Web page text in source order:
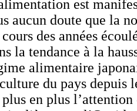
est
aucun doute que la
des années
la tendance à la
alimentaire
du pays depuis
en plus